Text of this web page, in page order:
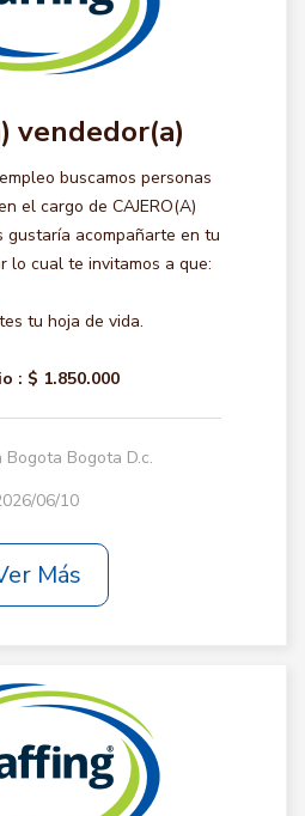
vendedor(a)
buscamos personas
el cargo de CAJERO(A)
gustaría acompañarte en tu
lo cual te invitamos a que:
tu hoja de vida.
: $ 1.850.000
Bogota Bogota D.c.
06/10
Más